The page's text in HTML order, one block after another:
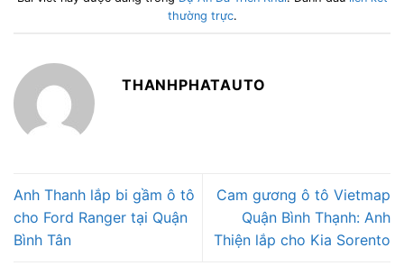
thường trực.
THANHPHATAUTO
Anh Thanh lắp bi gầm ô tô
cho Ford Ranger tại Quận
Bình Tân
Cam gương ô tô Vietmap
Quận Bình Thạnh: Anh
Thiện lắp cho Kia Sorento